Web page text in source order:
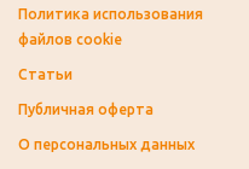
Политика использования
файлов cookie
Статьи
Публичная оферта
О персональных данных